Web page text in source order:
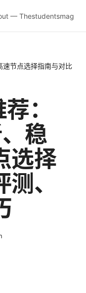
— Thestudentsmag
节点选择指南与对比
：
稳
选择
、